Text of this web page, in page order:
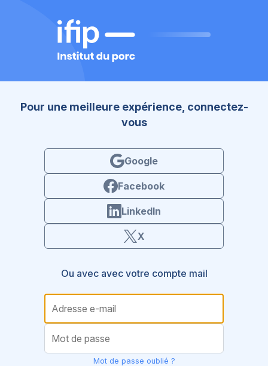
Google
Facebook
LinkedIn
X
Mot de passe oublié ?